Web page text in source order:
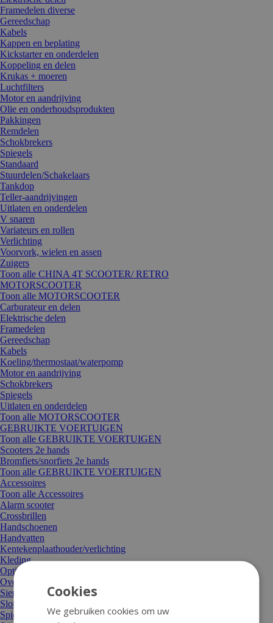
Framedelen diverse
Gereedschap
Kabels
Kappen en beplating
Kickstarter en onderdelen
Koppeling en delen
Krukas + moeren
Luchtfilters
Motor en aandrijving
Olie en onderhoudsprodukten
Pakkingen
Remdelen
Schokbrekers
Spiegels
Standaard
Stuurdelen/Schakelaars
Tankdop
Teller-aandrijvingen
Uitlaten en onderdelen
V snaren
Variateurs en rollen
Verlichting
Voorvork, wielen en assen
Zuigers
Toon alle CHINA 4T SCOOTER/ RETRO
MOTORSCOOTER
Toon alle MOTORSCOOTER
Carburateur en delen
Elektrische delen
Framedelen
Gereedschap
Kabels
Koeling/thermostaat/waterpomp
Motor en aandrijving
Schokbrekers
Spiegels
Uitlaten en onderdelen
Toon alle MOTORSCOOTER
GEBRUIKTE VOERTUIGEN
Toon alle GEBRUIKTE VOERTUIGEN
Scooters 2e hands
Bromfiets/snorfiets 2e hands
Toon alle GEBRUIKTE VOERTUIGEN
Accessoires
Toon alle Accessoires
Alarm scooter
Crossbrillen
Handschoenen
Handvatten
Kentekenplaathouder/verlichting
Kleding
Optische styling
Overige accessoires
Sierbeugel en valbeugel
Sloten
Spiegels en spiegeldelen
Cookies
We gebruiken cookies om uw